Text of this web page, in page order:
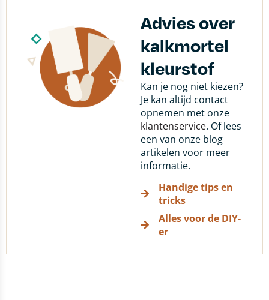
Advies over
kalkmortel
kleurstof
Kan je nog niet kiezen?
Je kan altijd contact
opnemen met onze
klantenservice. Of lees
een van onze blog
artikelen voor meer
informatie.
Handige tips en
tricks
Alles voor de DIY-
er